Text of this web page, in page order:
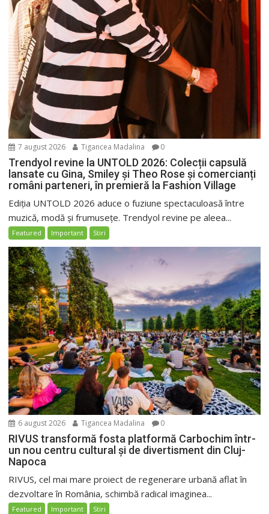
7 august 2026 Tigancea Madalina 0
Trendyol revine la UNTOLD 2026: Colecții capsulă
lansate cu Gina, Smiley și Theo Rose și comercianți
români parteneri, în premieră la Fashion Village
Ediția UNTOLD 2026 aduce o fuziune spectaculoasă între
muzică, modă și frumusețe. Trendyol revine pe aleea...
Featured Important Stiri
6 august 2026 Tigancea Madalina 0
RIVUS transformă fosta platformă Carbochim într-
un nou centru cultural și de divertisment din Cluj-
Napoca
RIVUS, cel mai mare proiect de regenerare urbană aflat în
dezvoltare în România, schimbă radical imaginea...
Featured Important Stiri